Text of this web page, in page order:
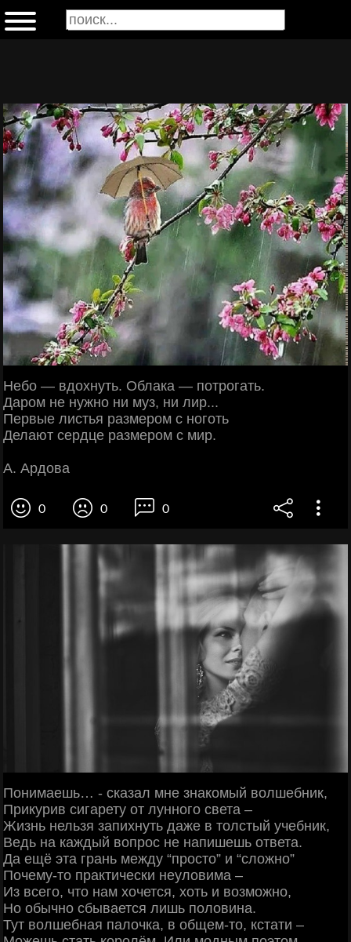
Небо — вдохнуть. Облака — потрогать.
Даром не нужно ни муз, ни лир...
Первые листья размером с ноготь
Делают сердце размером с мир.
А. Ардова
0 0 0
Понимаешь… - сказал мне знакомый волшебник,
Прикурив сигарету от лунного света –
Жизнь нельзя запихнуть даже в толстый учебник,
Ведь на каждый вопрос не напишешь ответа.
Да ещё эта грань между “просто” и “сложно”
Почему-то практически неуловима –
Из всего, что нам хочется, хоть и возможно,
Но обычно сбывается лишь половина.
Тут волшебная палочка, в общем-то, кстати –